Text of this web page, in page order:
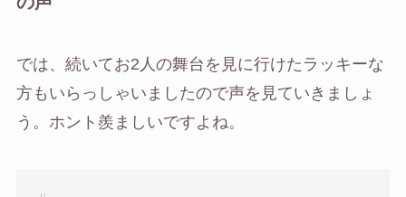
では、続いてお2人の舞台を見に行けたラッキーな
方もいらっしゃいましたので声を見ていきましょ
う。ホント羨ましいですよね。